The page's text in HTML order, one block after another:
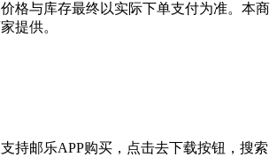
格与库存最终以实际下单支付为准。本商
提供。
持邮乐APP购买，点击去下载按钮，搜索